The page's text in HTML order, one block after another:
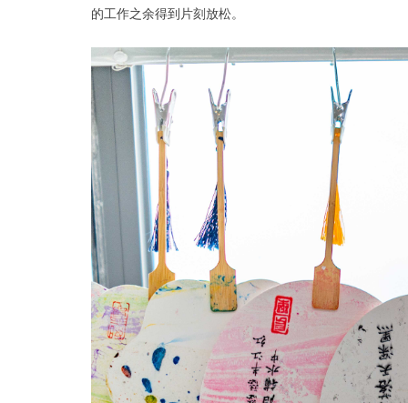
的工作之余得到片刻放松。